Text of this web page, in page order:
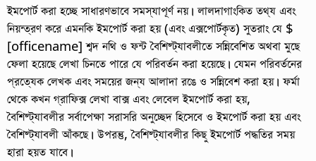
ইমপোর্ট করা হচ্ছে সাধারণভাবে সমস্যাপূর্ণ নয়। লালদাগাংকিত তথ্য এবং
নিয়ন্ত্রণ করে এমনকি ইমপোর্ট করা হয় (এবং এক্সপোর্টকৃত) সুতরাং যে $
[officename] শব্দ নথি ও ফন্ট বৈশিষ্ট্যাবলীতে সন্নিবেশিত অথবা মুছে
ফেলা হয়েছে লেখা চিনতে পারে যে পরিবর্তন করা হয়েছে। যেমন পরিবর্তনের
প্রত্যেক লেখক এবং সময়ের জন্য আলাদা রঙে ও সন্নিবেশ করা হয়। ফর্মা
থেকে কখন গ্রাফিক্স লেখা বাক্স এবং লেবেল ইমপোর্ট করা হয়,
বৈশিষ্ট্যাবলীর সর্বাপেক্ষা সরাসরি অনুচ্ছেদ হিসেবে ও ইমপোর্ট করা হয় এবং
বৈশিষ্ট্যাবলী আঁকছে। উপরন্তু, বৈশিষ্ট্যাবলীর কিছু ইমপোর্ট পদ্ধতির সময়
হারা হয়ত যাবে।